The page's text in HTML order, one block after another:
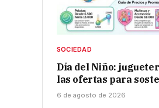
SOCIEDAD
Día del Niño:
las ofertas para
6 de agosto de 2026